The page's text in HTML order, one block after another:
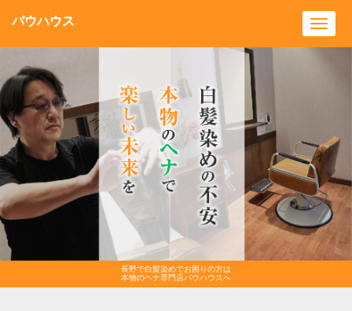
長野で白髪染めでお困りの方は
本物のヘナ専門店バウハウスへ
バウハウス